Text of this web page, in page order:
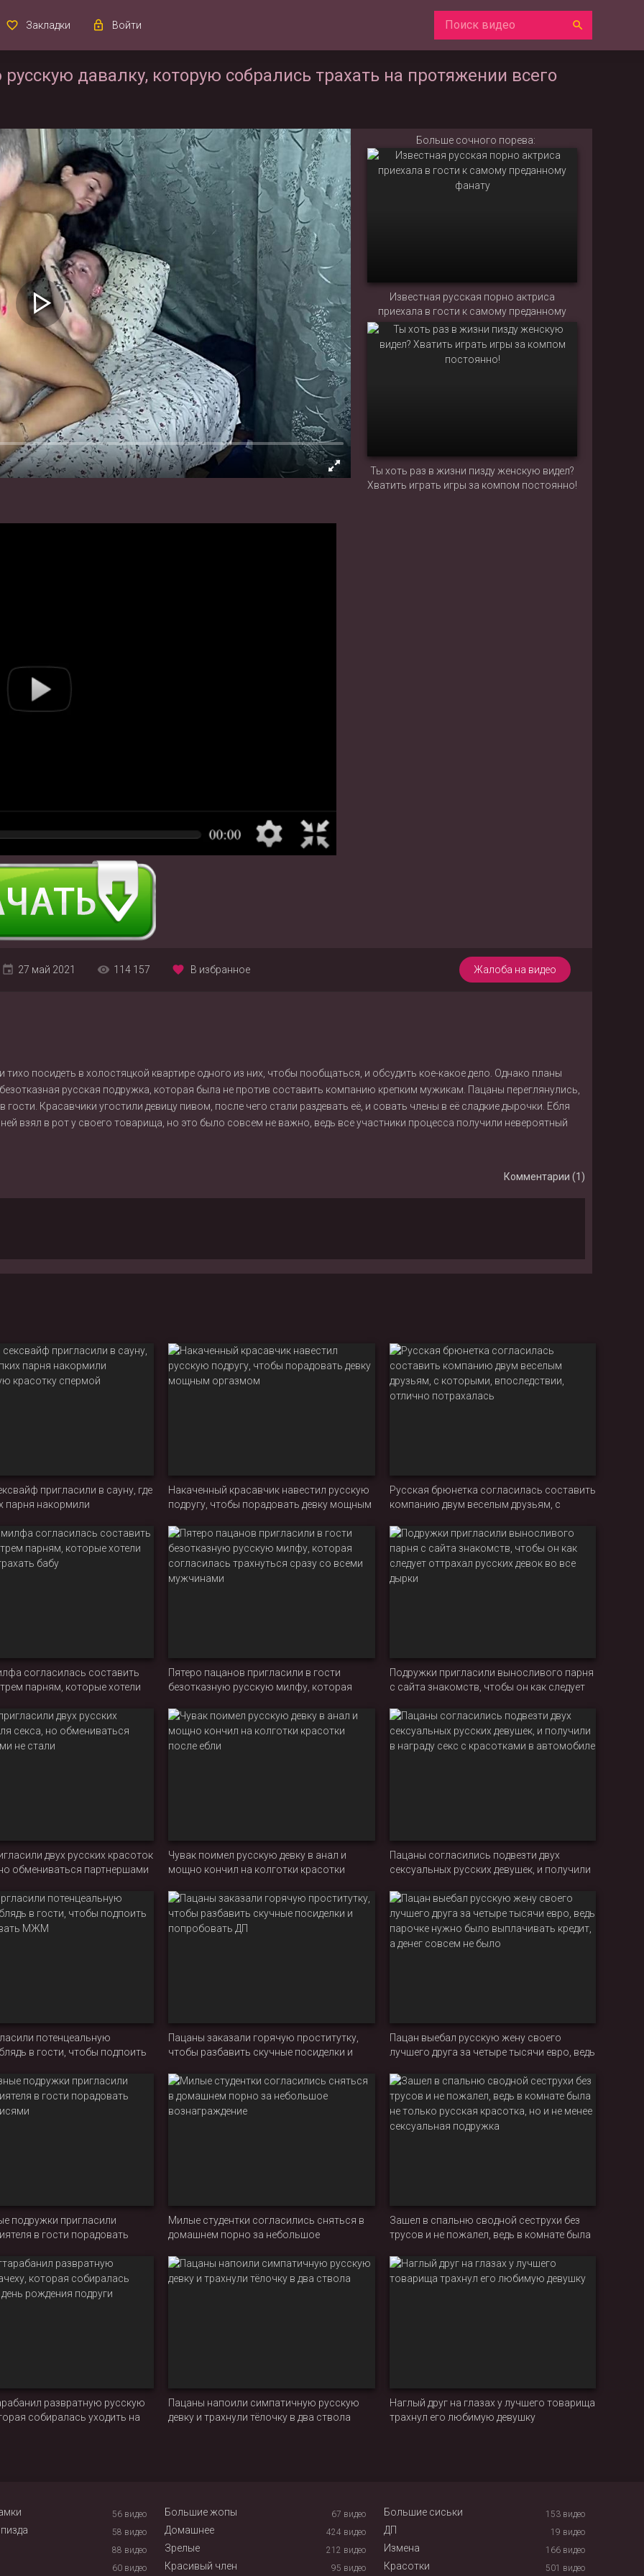
Закладки Войти
давалку, которую собрались трахать на протяжении всего
Больше сочного порева:
Известная русская порно актриса
приехала в гости к самому преданному
фанату
Ты хоть раз в жизни пизду женскую видел?
Хватить играть игры за компом постоянно!
Жалоба на видео
27 май 2021 114 157 В избранное
тихо посидеть в холостяцкой квартире одного из них, чтобы пообщаться, и обсудить кое-какое дело. Однако планы
русская подружка, которая была не против составить компанию крепким мужикам. Пацаны переглянулись,
Красавчики угостили девицу пивом, после чего стали раздевать её, и совать члены в её сладкие дырочки. Ебля
взял в рот у своего товарища, но это было совсем не важно, ведь все участники процесса получили невероятный
Комментарии (1)
пригласили в сауну, где
парня накормили
Накаченный красавчик навестил русскую
подругу, чтобы порадовать девку мощным
Русская брюнетка согласилась составить
компанию двум веселым друзьям, с
потрахалась
согласилась составить
парням, которые хотели
Пятеро пацанов пригласили в гости
безотказную русскую милфу, которая
мужчинами
Подружки пригласили выносливого парня
с сайта знакомств, чтобы он как следует
двух русских красоток
обмениваться партнершами
Чувак поимел русскую девку в анал и
мощно кончил на колготки красотки
Пацаны согласились подвезти двух
сексуальных русских девушек, и получили
потенцеальную
в гости, чтобы подпоить
Пацаны заказали горячую проститутку,
чтобы разбавить скучные посиделки и
Пацан выебал русскую жену своего
лучшего друга за четыре тысячи евро, ведь
а денег совсем не было
подружки пригласили
в гости порадовать
Милые студентки согласились сняться в
домашнем порно за небольшое
Зашел в спальню сводной сеструхи без
трусов и не пожалел, ведь в комнате была
сексуальная подружка
развратную русскую
собиралась уходить на
Пацаны напоили симпатичную русскую
девку и трахнули тёлочку в два ствола
Наглый друг на глазах у лучшего товарища
трахнул его любимую девушку
56 видео Большие жопы 67 видео Большие сиськи 153 видео
58 видео Домашнее 424 видео ДП 19 видео
88 видео Зрелые 212 видео Измена 166 видео
60 видео Красивый член 95 видео Красотки 501 видео